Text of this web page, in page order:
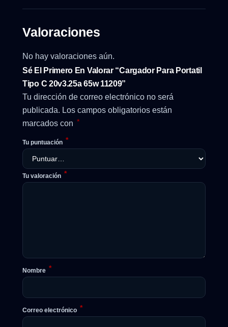
Valoraciones
No hay valoraciones aún.
Sé El Primero En Valorar “Cargador Para Portatil
Tipo C 20v3.25a 65w 11209”
Tu dirección de correo electrónico no será
publicada. Los campos obligatorios están
marcados con *
Tu puntuación *
Tu valoración *
Nombre *
Correo electrónico *